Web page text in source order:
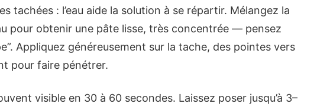
tachées : l’eau aide la solution à se répartir. Mélangez la
pour obtenir une pâte lisse, très concentrée — pensez
Appliquez généreusement sur la tache, des pointes vers
pour faire pénétrer.
visible en 30 à 60 secondes. Laissez poser jusqu’à 3–